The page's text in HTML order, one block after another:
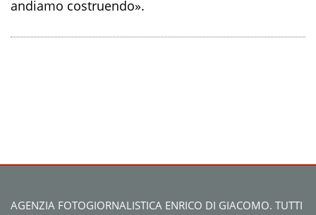
andiamo costruendo».
AGENZIA FOTOGIORNALISTICA ENRICO DI GIACOMO. TUTTI